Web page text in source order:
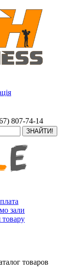
807-74-14
зали
товаров